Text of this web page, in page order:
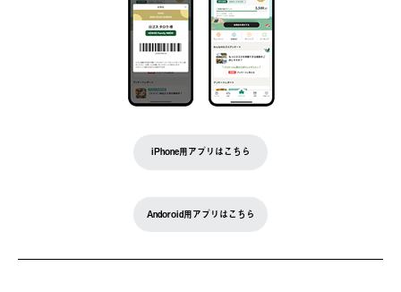
iPhone用アプリはこちら
Andoroid用アプリはこちら